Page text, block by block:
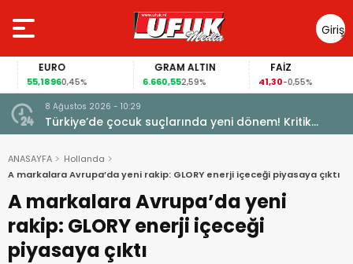
Giriş
Yap
EURO
55,18960,45%
GRAM ALTIN
6.660,552,59%
FAİZ
41,30-0,55%
8 Ağustos 2026 - 10:29
Türkiye’de çocuk suçlarında yeni dönem! Kritik
maddeler kabul edildi
ANASAYFA
Hollanda
A markalara Avrupa’da yeni rakip: GLORY enerji içeceği piyasaya çıktı
A markalara Avrupa’da yeni
rakip: GLORY enerji içeceği
piyasaya çıktı